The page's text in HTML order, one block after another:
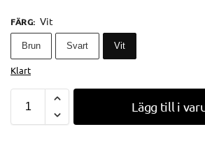
FÄRG: Vit
Brun Svart Vit
Klart
Lägg till i